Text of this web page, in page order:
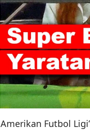
Amerikan Futbol